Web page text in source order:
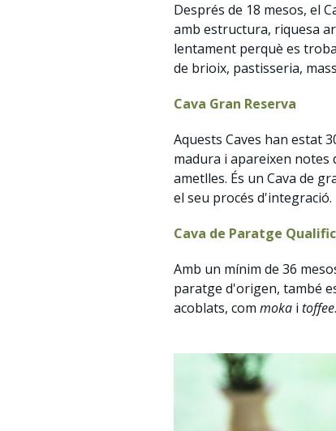
Després de 18 mesos, el
amb estructura, riquesa
lentament perquè es
de brioix, pastisseria,
Cava Gran Reserva
Aquests Caves han estat
madura i apareixen
ametlles. És un Cava de
el seu procés d'integració.
Cava de Paratge
Amb un mínim de 36
paratge d'origen, també
acoblats, com mokai toffee